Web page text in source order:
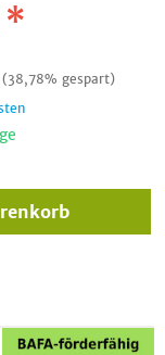
*
(38,78% gespart)